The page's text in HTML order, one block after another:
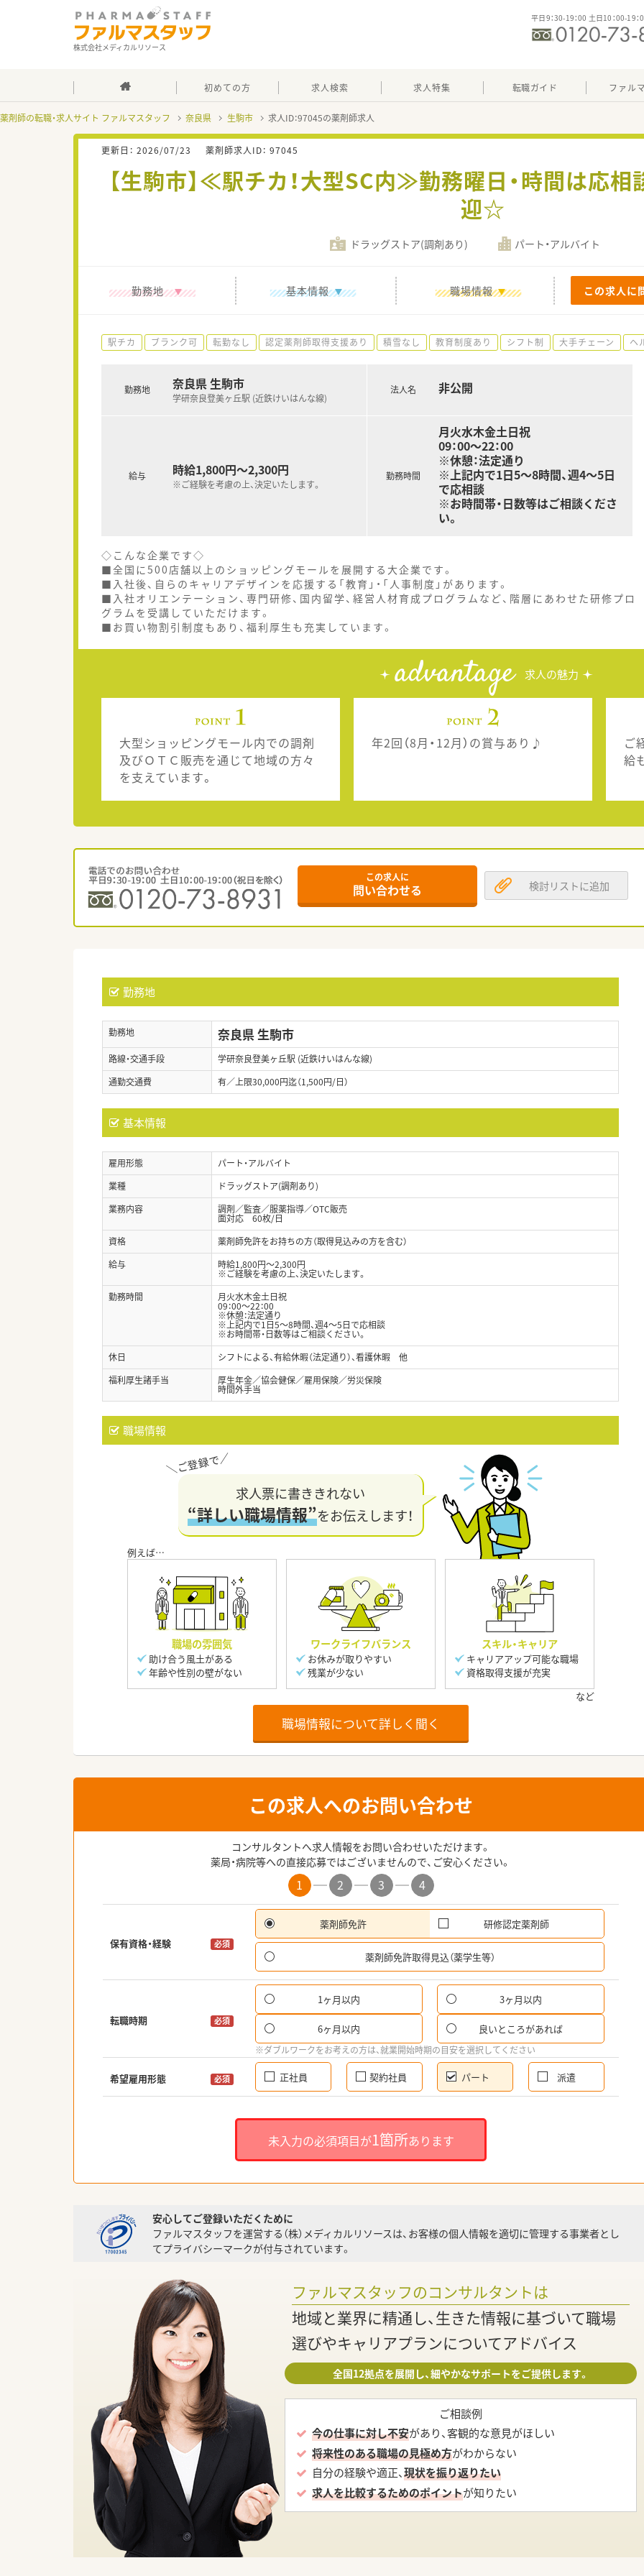
株式会社メディカルリソース
平日9：30-19：00 土日10：00-19
初めての方 求人検索 求人特集 転職ガイド ファル
薬剤師の転職・求人サイト ファルマスタッフ 奈良県 生駒市 求人ID：97045の薬剤師求人
更新日： 2026/07/23 薬剤師求人ID： 97045
【生駒市】≪駅チカ！大型SC内≫勤務曜日・時間は応相
迎☆
ドラッグストア(調剤あり) パート・アルバイト
勤務地 基本情報 職場情報 この求人に
駅チカ ブランク可 転勤なし 認定薬剤師取得支援あり 積雪なし 教育制度あり シフト制 大手チェーン ヘ
勤務地 奈良県 生駒市
学研奈良登美ヶ丘駅 (近鉄けいはんな線)
給与 時給1,800円～2,300円
※ご経験を考慮の上、決定いたします。
法人名 非公開
勤務時間
月火水木金土日祝
09：00～22：00
※休憩：法定通り
※上記内で1日5～8時間、週4～5日
で応相談
※お時間帯・日数等はご相談くださ
い。
◇こんな企業です◇
■全国に500店舗以上のショッピングモールを展開する大企業です。
■入社後、自らのキャリアデザインを応援する「教育」・「人事制度」があります。
■入社オリエンテーション、専門研修、国内留学、経営人材育成プログラムなど、階層にあわせた研修プロ
グラムを受講していただけます。
■お買い物割引制度もあり、福利厚生も充実しています。
advantage 求人の魅力
大型ショッピングモール内での調剤
及びＯＴＣ販売を通じて地域の方々
を支えています。
年2回（8月・12月）の賞与あり♪
ご
給
この求人に
問い合わせる 検討リストに追加
勤務地
勤務地 奈良県 生駒市
路線・交通手段
学研奈良登美ヶ丘駅 (近鉄けいはんな線)
通勤交通費
有／上限30,000円迄（1,500円/日）
基本情報
雇用形態
パート・アルバイト
業種
ドラッグストア(調剤あり)
業務内容
調剤／監査／服薬指導／OTC販売
面対応 60枚/日
資格
薬剤師免許をお持ちの方（取得見込みの方を含む）
給与
時給1,800円～2,300円
※ご経験を考慮の上、決定いたします。
勤務時間
月火水木金土日祝
09：00～22：00
※休憩：法定通り
※上記内で1日5～8時間、週4～5日で応相談
※お時間帯・日数等はご相談ください。
休日
シフトによる、有給休暇（法定通り）、看護休暇 他
福利厚生諸手当
厚生年金／協会健保／雇用保険／労災保険
時間外手当
職場情報
求人票に書ききれない
“詳しい職場情報”をお伝えします！
職場の雰囲気
助け合う風土がある
年齢や性別の壁がない
ワークライフバランス
お休みが取りやすい
残業が少ない
スキル・キャリア
キャリアアップ可能な職場
資格取得支援が充実
職場情報について詳しく聞く
この求人へのお問い合わせ
コンサルタントへ求人情報をお問い合わせいただけます。
薬局・病院等への直接応募ではございませんので、ご安心ください。
1 2 3 4
保有資格・経験 必須
薬剤師免許 研修認定薬剤師
薬剤師免許取得見込（薬学生等）
転職時期 必須
1ヶ月以内 3ヶ月以内
6ヶ月以内 良いところがあれば
※ダブルワークをお考えの方は、就業開始時期の目安を選択してください
希望雇用形態 必須 正社員 契約社員 パート 派遣
未入力の必須項目が1箇所あります
安心してご登録いただくために
ファルマスタッフを運営する（株）メディカルリソースは、お客様の個人情報を適切に管理する事業者とし
てプライバシーマークが付与されています。
ファルマスタッフのコンサルタントは
地域と業界に精通し、生きた情報に基づいて職場
選びやキャリアプランについてアドバイス
全国12拠点を展開し、細やかなサポートをご提供します。
ご相談例
今の仕事に対し不安があり、客観的な意見がほしい
将来性のある職場の見極め方がわからない
自分の経験や適正、現状を振り返りたい
求人を比較するためのポイントが知りたい